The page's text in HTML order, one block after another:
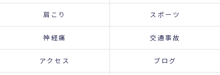
肩こり スポーツ
神経痛 交通事故
アクセス ブログ